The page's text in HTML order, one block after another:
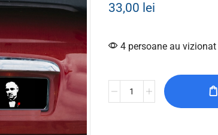
33,00 lei
4 persoane au